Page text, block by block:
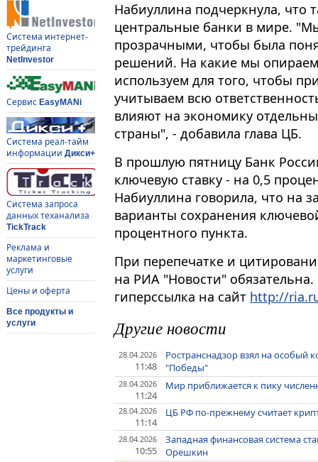
Система интернет-
трейдинга
NetInvestor
Сервис EasyMANi
Система реал-тайм
информации Дикси+
Система запроса
данных теханализа
TickTrack
Реклама и
маркетинговые
услуги
Цены и оферта
Все продукты и
услуги
Набиуллина подчеркнула, что
центральные банки в мире.
прозрачными, чтобы была
решений. На какие мы
используем для того, чтобы
учитываем всю
влияют на экономику
страны", - добавила глава ЦБ.
В прошлую пятницу Банк
ключевую ставку - на 0,5
Набиуллина говорила, что на
варианты сохранения
процентного пункта.
При перепечатке и
на РИА "Новости"
гиперссылка на сайт http://
Другие новости
28.04.2026
11:48
Ространснадзор взял на особый
"Победы"
28.04.2026
11:24
Мир приближается к пику
28.04.2026
11:14
ЦБ РФ по-прежнему считает
28.04.2026
10:55
Западная финансовая система
Орешкин